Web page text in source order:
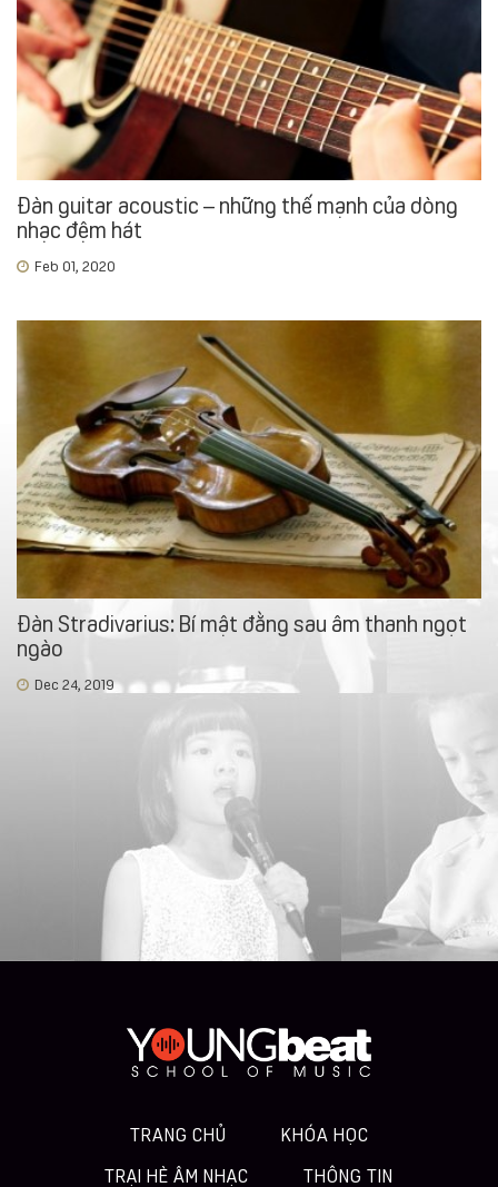
Đàn guitar acoustic – những thế mạnh của dòng
nhạc đệm hát
Feb 01, 2020
Đàn Stradivarius: Bí mật đằng sau âm thanh ngọt
ngào
Dec 24, 2019
TRANG CHỦ
KHÓA HỌC
TRẠI HÈ ÂM NHẠC
THÔNG TIN